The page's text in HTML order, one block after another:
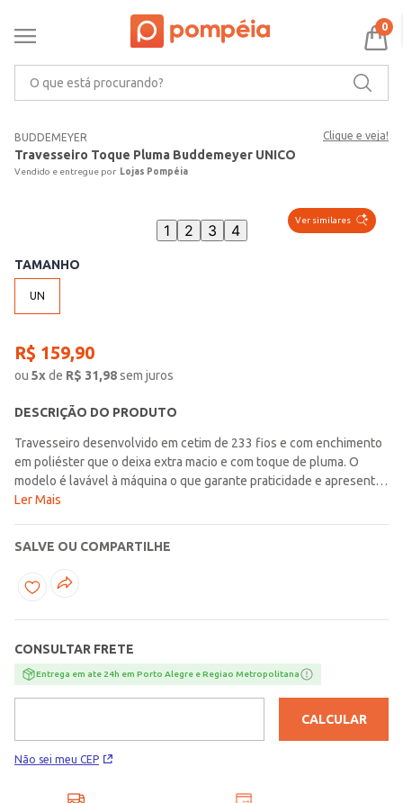
0
BUDDEMEYER Clique e veja!
Travesseiro Toque Pluma Buddemeyer UNICO
Lojas Pompéia
Ver similares
1 2 3 4
TAMANHO
UN
R$ 159,90
ou 5xde R$ 31,98sem juros
DESCRIÇÃO DO PRODUTO
Travesseiro desenvolvido em cetim de 233 fios e com enchimento
em poliéster que o deixa extra macio e com toque de pluma. O
modelo é lavável à máquina o que garante praticidade e apresenta
alta durabilidade. Pensado no seu conforto, ainda é não alérgico
aconchegantes! Medidas: 50cm x 70cm Composição Tecido: 100%
algodão Composição Enchimento: 100% poliéster Marca:
Buddemeyer Produto da coleção Outono/Inverno Lojas
Ler Mais
SALVE OU COMPARTILHE
CONSULTAR FRETE
Entrega em ate 24h em Porto Alegre e Regiao Metropolitana
Não sei meu CEP
CALCULAR